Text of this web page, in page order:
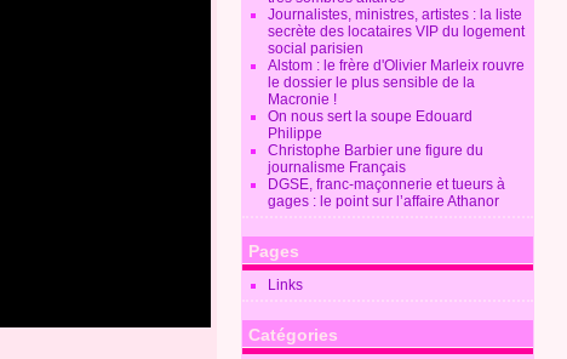
Journalistes, ministres, artistes : la liste
secrète des locataires VIP du logement
social parisien
Alstom : le frère d'Olivier Marleix rouvre
le dossier le plus sensible de la
Macronie !
On nous sert la soupe Edouard
Philippe
Christophe Barbier une figure du
journalisme Français
DGSE, franc-maçonnerie et tueurs à
gages : le point sur l’affaire Athanor
Pages
Links
Catégories